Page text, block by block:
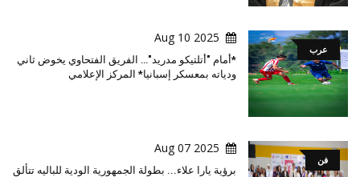
عرب
2025 Aug 10
*أمام "أتلتيكو مدريد"… الفريق الفتحاوي يخوض ثاني
ودياته بمعسكر إسبانيا* المركز الإعلامي
فن
2025 Aug 07
برؤية يارا علاء... بطولة الجمهورية الودية للباليه تتألق